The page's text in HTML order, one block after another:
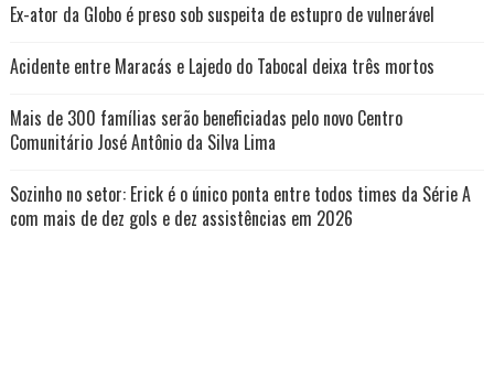
Ex-ator da Globo é preso sob suspeita de estupro de vulnerável
Acidente entre Maracás e Lajedo do Tabocal deixa três mortos
Mais de 300 famílias serão beneficiadas pelo novo Centro
Comunitário José Antônio da Silva Lima
Sozinho no setor: Erick é o único ponta entre todos times da Série A
com mais de dez gols e dez assistências em 2026